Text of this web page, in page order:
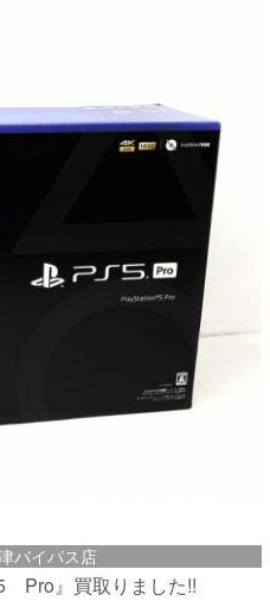
バイパス店
Pro』買取りました!!